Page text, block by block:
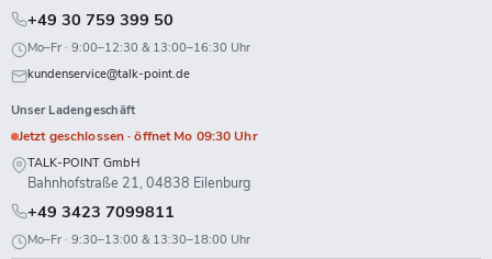
+49 30 759 399 50
Mo–Fr · 9:00–12:30 & 13:00–16:30 Uhr
kundenservice@talk-point.de
Unser Ladengeschäft
Jetzt geschlossen · öffnet Mo 09:30 Uhr
TALK-POINT GmbH
Bahnhofstraße 21, 04838 Eilenburg
+49 3423 7099811
Mo–Fr · 9:30–13:00 & 13:30–18:00 Uhr